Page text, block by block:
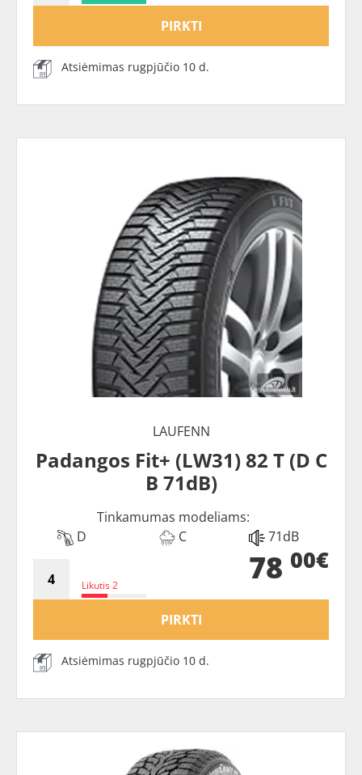
PIRKTI
Atsiėmimas rugpjūčio 10 d.
LAUFENN
Padangos Fit+ (LW31) 82 T (D C
B 71dB)
Tinkamumas modeliams:
D
C 71dB
Likutis 2 78 00€
PIRKTI
Atsiėmimas rugpjūčio 10 d.